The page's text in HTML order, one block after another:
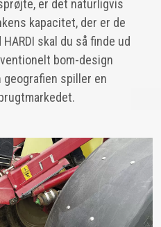
er det naturligvis
kapacitet, der er de
skal du så finde ud
bom-design
spiller en